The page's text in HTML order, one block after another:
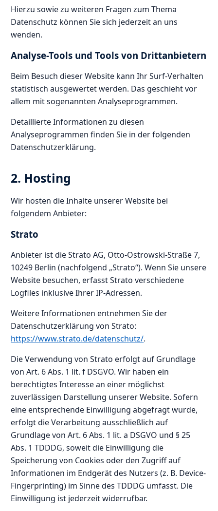
Hierzu sowie zu weiteren Fragen zum Thema
Datenschutz können Sie sich jederzeit an uns
wenden.
Analyse-Tools und Tools von Dritt­anbietern
Beim Besuch dieser Website kann Ihr Surf-Verhalten
statistisch ausgewertet werden. Das geschieht vor
allem mit sogenannten Analyseprogrammen.
Detaillierte Informationen zu diesen
Analyseprogrammen finden Sie in der folgenden
Datenschutzerklärung.
2. Hosting
Wir hosten die Inhalte unserer Website bei
folgendem Anbieter:
Strato
Anbieter ist die Strato AG, Otto-Ostrowski-Straße 7,
10249 Berlin (nachfolgend „Strato“). Wenn Sie unsere
Website besuchen, erfasst Strato verschiedene
Logfiles inklusive Ihrer IP-Adressen.
Weitere Informationen entnehmen Sie der
Datenschutzerklärung von Strato:
https://www.strato.de/datenschutz/.
Die Verwendung von Strato erfolgt auf Grundlage
von Art. 6 Abs. 1 lit. f DSGVO. Wir haben ein
berechtigtes Interesse an einer möglichst
zuverlässigen Darstellung unserer Website. Sofern
eine entsprechende Einwilligung abgefragt wurde,
erfolgt die Verarbeitung ausschließlich auf
Grundlage von Art. 6 Abs. 1 lit. a DSGVO und § 25
Abs. 1 TDDDG, soweit die Einwilligung die
Speicherung von Cookies oder den Zugriff auf
Informationen im Endgerät des Nutzers (z. B. Device-
Fingerprinting) im Sinne des TDDDG umfasst. Die
Einwilligung ist jederzeit widerrufbar.